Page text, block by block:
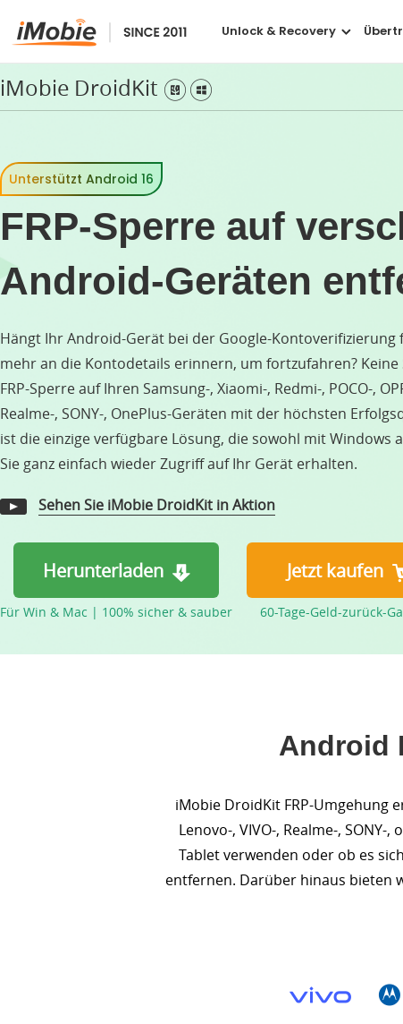
Unlock & Recovery
iMobie DroidKit
Unterstützt Android 16
FRP-Sperre auf
Android-Geräten
Hängt Ihr Android-Gerät bei der Google-Kontoverifizierung
mehr an die Kontodetails erinnern, um fortzufahren?
FRP-Sperre auf Ihren Samsung-, Xiaomi-, Redmi-, POCO-,
Realme-, SONY-, OnePlus-Geräten mit der höchsten
ist die einzige verfügbare Lösung, die sowohl mit
Sie ganz einfach wieder Zugriff auf Ihr Gerät erhalten.
Sehen Sie iMobie DroidKit in Aktion
Herunterladen
Für Win & Mac | 100% sicher & sauber
Jetzt kaufen
60-Tage-Geld-zurück-
Android
iMobie DroidKit FRP-Umgehung
Lenovo-, VIVO-, Realme-,
Tablet verwenden oder ob es
entfernen. Darüber hinaus bieten